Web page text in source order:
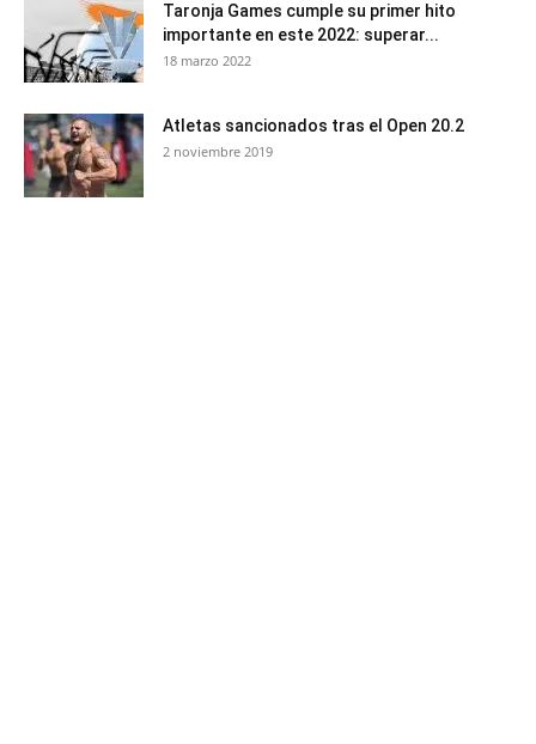
Taronja Games cumple su primer hito
importante en este 2022: superar...
18 marzo 2022
Atletas sancionados tras el Open 20.2
2 noviembre 2019